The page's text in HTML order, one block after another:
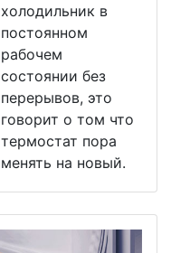
холодильник в
постоянном
рабочем
состоянии без
перерывов, это
говорит о том что
термостат пора
менять на новый.